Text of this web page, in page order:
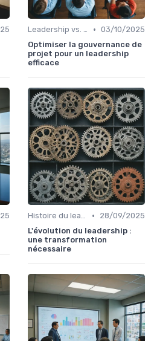
Leadership vs. Management • 03/10/2025
Optimiser la gouvernance de
projet pour un leadership
efficace
Histoire du leadership •
28/09/2025
L'évolution du leadership :
une transformation
nécessaire